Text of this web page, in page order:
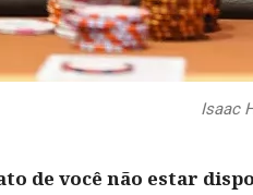
Isaac
de você não estar